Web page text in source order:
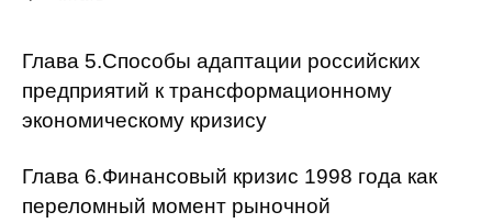
Квартальный прогноз
Краткосрочный прогноз
Оценка индекса промышленного
производства
Глава 5.Способы адаптации российских
предприятий к трансформационному
экономическому кризису
Глава 6.Финансовый кризис 1998 года как
переломный момент рыночной